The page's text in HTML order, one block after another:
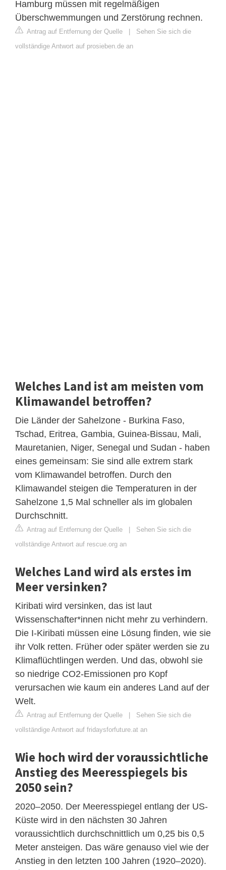
Hamburg müssen mit regelmäßigen
Überschwemmungen und Zerstörung rechnen.
Antrag auf Entfernung der Quelle | Sehen Sie sich die
vollständige Antwort auf prosieben.de an
Welches Land ist am meisten vom
Klimawandel betroffen?
Die Länder der Sahelzone - Burkina Faso,
Tschad, Eritrea, Gambia, Guinea-Bissau, Mali,
Mauretanien, Niger, Senegal und Sudan - haben
eines gemeinsam: Sie sind alle extrem stark
vom Klimawandel betroffen. Durch den
Klimawandel steigen die Temperaturen in der
Sahelzone 1,5 Mal schneller als im globalen
Durchschnitt.
Antrag auf Entfernung der Quelle | Sehen Sie sich die
vollständige Antwort auf rescue.org an
Welches Land wird als erstes im
Meer versinken?
Kiribati wird versinken, das ist laut
Wissenschafter*innen nicht mehr zu verhindern.
Die I-Kiribati müssen eine Lösung finden, wie sie
ihr Volk retten. Früher oder später werden sie zu
Klimaflüchtlingen werden. Und das, obwohl sie
so niedrige CO2-Emissionen pro Kopf
verursachen wie kaum ein anderes Land auf der
Welt.
Antrag auf Entfernung der Quelle | Sehen Sie sich die
vollständige Antwort auf fridaysforfuture.at an
Wie hoch wird der voraussichtliche
Anstieg des Meeresspiegels bis
2050 sein?
2020–2050. Der Meeresspiegel entlang der US-
Küste wird in den nächsten 30 Jahren
voraussichtlich durchschnittlich um 0,25 bis 0,5
Meter ansteigen. Das wäre genauso viel wie der
Anstieg in den letzten 100 Jahren (1920–2020).